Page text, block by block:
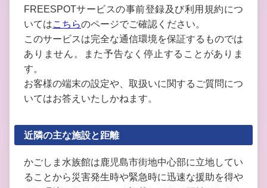
FREESPOTサービスの事前登録及び利用規約につ
いてはこちらのページでご確認ください。
このサービスは完全な通信環境を保証するものでは
ありません。また予告なく停止することがありま
す。
お客様の端末の設定や、取扱いに関するご質問につ
いてはお答えいたしかねます。
近隣の主な施設と距離
かごしま水族館は鹿児島市街地中心部に立地してい
ることから災害発生時や緊急時に迅速な援助を得や